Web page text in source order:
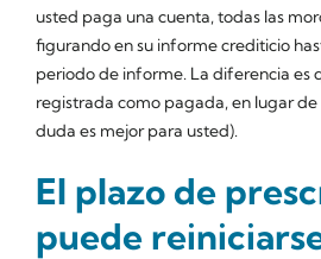
usted paga una cuenta, todas las
figurando en su informe crediticio
periodo de informe. La diferencia es
registrada como pagada, en lugar
duda es mejor para usted).
El plazo de
puede